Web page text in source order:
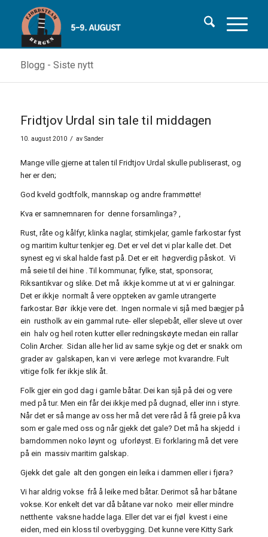
Blogg - Siste nytt
Fridtjov Urdal sin tale til middagen
10. august 2010 / av Sander
Mange ville gjerne at talen til Fridtjov Urdal skulle publiserast, og
her er den;
God kveld godtfolk, mannskap og andre frammøtte!
Kva er samnemnaren for denne forsamlinga? ,
Rust, råte og kålfyr, klinka naglar, stimkjelar, gamle farkostar fyst
og maritim kultur tenkjer eg. Det er vel det vi plar kalle det. Det
synest eg vi skal halde fast på. Det er eit høgverdig påskot. Vi
må seie til dei hine . Til kommunar, fylke, stat, sponsorar,
Riksantikvar og slike. Det må ikkje komme ut at vi er galningar.
Det er ikkje normalt å vere oppteken av gamle utrangerte
farkostar. Bør ikkje vere det. Ingen normale vi sjå med bægjer på
ein rustholk av ein gammal rute- eller slepebåt, eller sleve ut over
ein halv og heil roten kutter eller redningskøyte medan ein rallar
Colin Archer. Sidan alle her lid av same sykje og det er snakk om
grader av galskapen, kan vi vere ærlege mot kvarandre. Fult
vitige folk fer ikkje slik åt.
Folk gjer ein god dag i gamle båtar. Dei kan sjå på dei og vere
med på tur. Men ein får dei ikkje med på dugnad, eller inn i styre.
Når det er så mange av oss her må det vere råd å få greie på kva
som er gale med oss og når gjekk det gale? Det må ha skjedd i
barndommen noko løynt og uforløyst. Ei forklaring må det vere
på ein massiv maritim galskap.
Gjekk det gale alt den gongen ein leika i dammen eller i fjøra?
Vi har aldrig vokse frå å leike med båtar. Derimot så har båtane
vokse. Kor enkelt det var då båtane var noko meir eller mindre
netthente vaksne hadde laga. Eller det var ei fjøl kvest i eine
eiden, med ein kloss til overbygging. Det kunne vere Kitty Sark